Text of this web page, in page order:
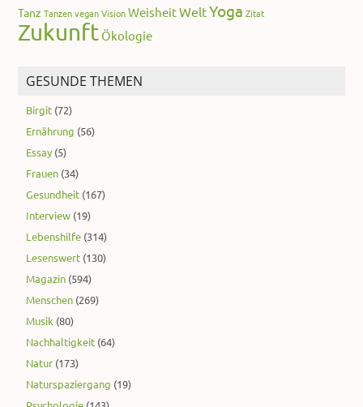
Tanz Tanzen vegan Vision WeisheitWeltYoga Zitat
Zukunft Ökologie
GESUNDE THEMEN
Birgit (72)
Ernährung (56)
Essay (5)
Frauen (34)
Gesundheit (167)
Interview (19)
Lebenshilfe (314)
Lesenswert (130)
Magazin (594)
Menschen (269)
Musik (80)
Nachhaltigkeit (64)
Natur (173)
Naturspaziergang (19)